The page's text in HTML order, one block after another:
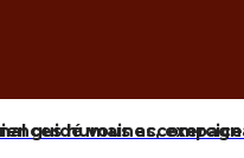
humaines,
guidé vous